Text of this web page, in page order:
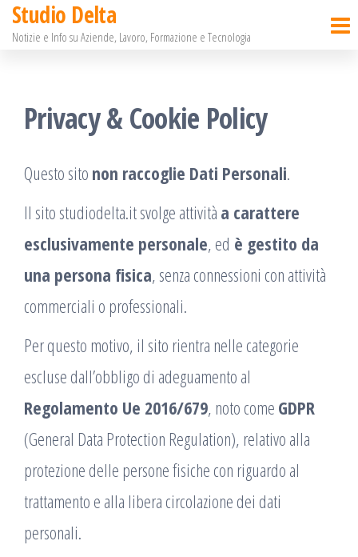
SaltaStudio Delta
Notizie e Info su Aziende, Lavoro, Formazione e Tecnologia
Privacy & Cookie Policy
Questo sito non raccoglie Dati Personali.
Il sito studiodelta.it svolge attività a carattere
esclusivamente personale, ed è gestito da
una persona fisica, senza connessioni con attività
commerciali o professionali.
Per questo motivo, il sito rientra nelle categorie
escluse dall’obbligo di adeguamento al
Regolamento Ue 2016/679, noto come GDPR
(General Data Protection Regulation), relativo alla
protezione delle persone fisiche con riguardo al
trattamento e alla libera circolazione dei dati
personali.